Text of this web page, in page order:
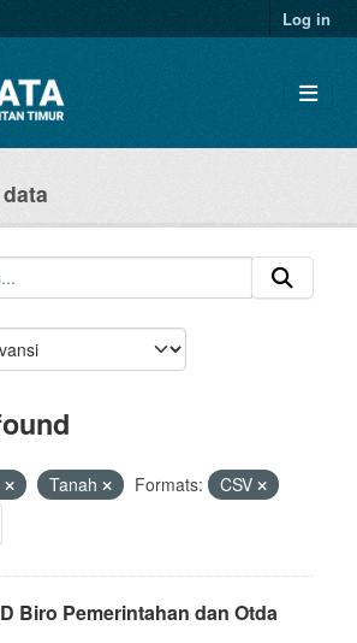
Log in
Tanah Formats:
CSV
Biro Pemerintahan dan Otda